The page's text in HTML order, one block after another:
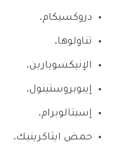
دروكسيكام.
تناولوها.
الإنيكسوبارين.
إيبوبروستينول.
إسيتالوبرام.
حمض ايثاكرينيك.